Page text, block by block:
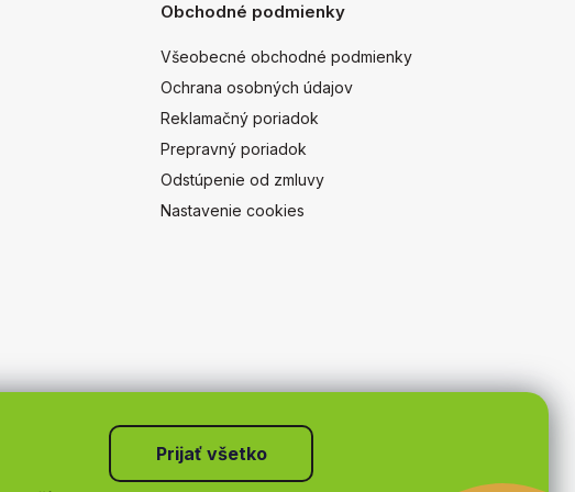
Obchodné podmienky
Všeobecné obchodné podmienky
Ochrana osobných údajov
Reklamačný poriadok
Prepravný poriadok
Odstúpenie od zmluvy
Nastavenie cookies